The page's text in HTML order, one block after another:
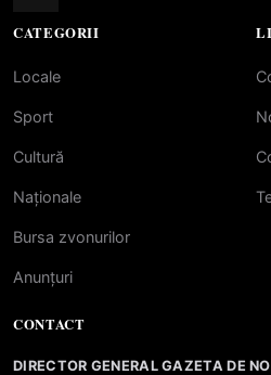
CATEGORII
Locale
Sport
Cultură
Naționale
Bursa zvonurilor
Anunțuri
CONTACT
DIRECTOR GENERAL GAZETA DE